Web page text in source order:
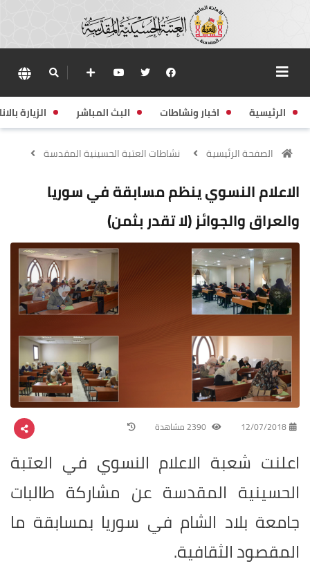
الرئيسية اخبار ونشاطات البث المباشر الزيارة
الصفحة الرئيسية نشاطات العتبة الحسينية المقدسة
الاعلام النسوي ينظم مسابقة في سوريا
والعراق والجوائز (لا تقدر بثمن)
12/07/2018
اعلنت شعبة الاعلام النسوي في العتبة
الحسينية المقدسة عن مشاركة طالبات
جامعة بلاد الشام في سوريا بمسابقة ما
المقصود الثقافية.